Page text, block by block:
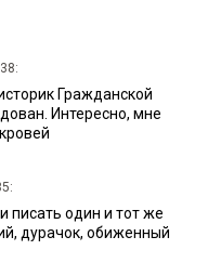
Гражданской
Интересно, мне
писать один и тот же
дурачок, обиженный